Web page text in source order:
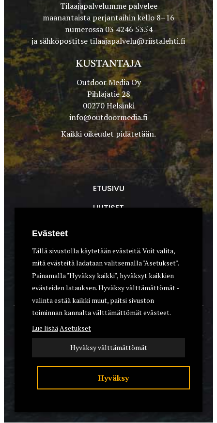
Tilaajapalvelumme palvelee
maanantaista perjantaihin kello 8–16
numerossa 03 4246 5354
ja sähköpostitsetilaajapalvelu@riistalehti.fi
KUSTANTAJA
Outdoor Media Oy
Pihlajatie 28
00270 Helsinki
info@outdoormedia.fi
Kaikki oikeudet pidätetään.
ETUSIVU
UUTISET
ASEET & OPTIIKKA
VARUSTEET
KOIRAT
YHTEYSTIEDOT
REKISTERISELOSTE
EVÄSTEET
Evästeet
Tällä sivustolla käytetään evästeitä. Voit valita,
mitä evästeitä ladataan valitsemalla "Asetukset".
Painamalla "Hyväksy kaikki", hyväksyt kaikkien
evästeiden latauksen. Hyväksy välttämättömät -
valinta estää kaikki muut, paitsi sivuston
toiminnan kannalta välttämättömät evästeet.
Lue lisääAsetukset
Hyväksy välttämättömät
Hyväksy